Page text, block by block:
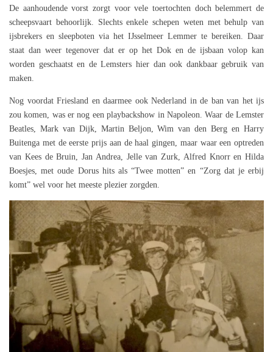
De aanhoudende vorst zorgt voor vele toertochten doch belemmert de
scheepsvaart behoorlijk. Slechts enkele schepen weten met behulp van
ijsbrekers en sleepboten via het IJsselmeer Lemmer te bereiken. Daar
staat dan weer tegenover dat er op het Dok en de ijsbaan volop kan
worden geschaatst en de Lemsters hier dan ook dankbaar gebruik van
maken.
Nog voordat Friesland en daarmee ook Nederland in de ban van het ijs
zou komen, was er nog een playbackshow in Napoleon. Waar de Lemster
Beatles, Mark van Dijk, Martin Beljon, Wim van den Berg en Harry
Buitenga met de eerste prijs aan de haal gingen, maar waar een optreden
van Kees de Bruin, Jan Andrea, Jelle van Zurk, Alfred Knorr en Hilda
Boesjes, met oude Dorus hits als “Twee motten” en “Zorg dat je erbij
komt” wel voor het meeste plezier zorgden.